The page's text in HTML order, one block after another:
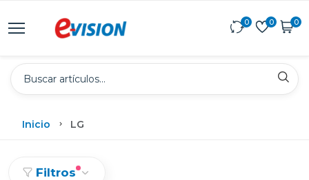
0 0 0
Inicio LG
Filtros